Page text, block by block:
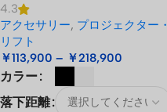
4.3
アクセサリー, プロジェクター・
リフト
￥113,900 – ￥218,900
カラー
落下距離